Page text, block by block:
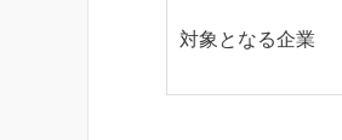
対象となる企業